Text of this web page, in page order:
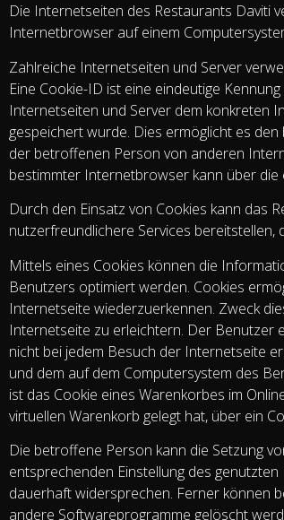
Die Internetseiten des Restaurants Daviti
Internetbrowser auf einem
Zahlreiche Internetseiten und Server
Eine Cookie-ID ist eine eindeutige
Internetseiten und Server dem konkreten
gespeichert wurde. Dies ermöglicht es
der betroffenen Person von anderen
bestimmter Internetbrowser kann über
Durch den Einsatz von Cookies kann das
nutzerfreundlichere Services bereitstellen,
Mittels eines Cookies können die
Benutzers optimiert werden. Cookies
Internetseite wiederzuerkennen. Zweck
Internetseite zu erleichtern. Der Benutzer
nicht bei jedem Besuch der Internetseite
und dem auf dem Computersystem des
ist das Cookie eines Warenkorbes im
virtuellen Warenkorb gelegt hat, über ein
Die betroffene Person kann die Setzung
entsprechenden Einstellung des
dauerhaft widersprechen. Ferner können
andere Softwareprogramme gelöscht